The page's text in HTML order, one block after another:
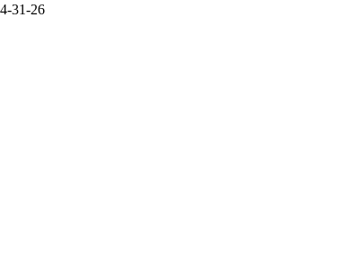
31-26